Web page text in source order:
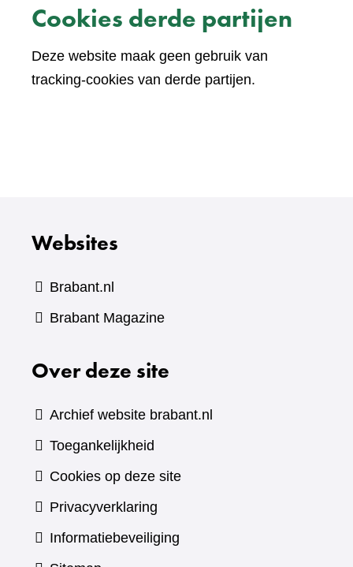
Cookies derde partijen
Deze website maak geen gebruik van
tracking-cookies van derde partijen.
Websites
Brabant.nl
Brabant Magazine(verwijst
een
website)
Over deze site
Archief website brabant.nl
Toegankelijkheid
Cookies op deze site
Privacyverklaring
Informatiebeveiliging